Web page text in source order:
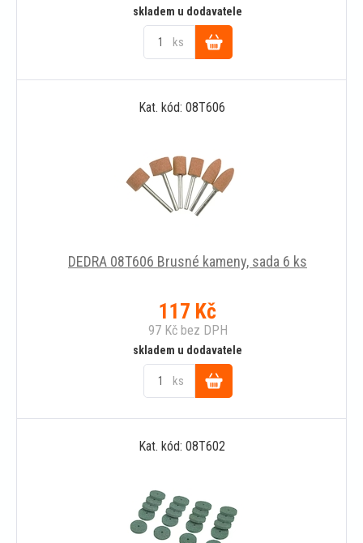
skladem u dodavatele
ks
Do
košíku
Kat. kód: 08T606
DEDRA 08T606 Brusné kameny, sada 6 ks
117 Kč
97 Kčbez DPH
skladem u dodavatele
ks
Do
košíku
Kat. kód: 08T602